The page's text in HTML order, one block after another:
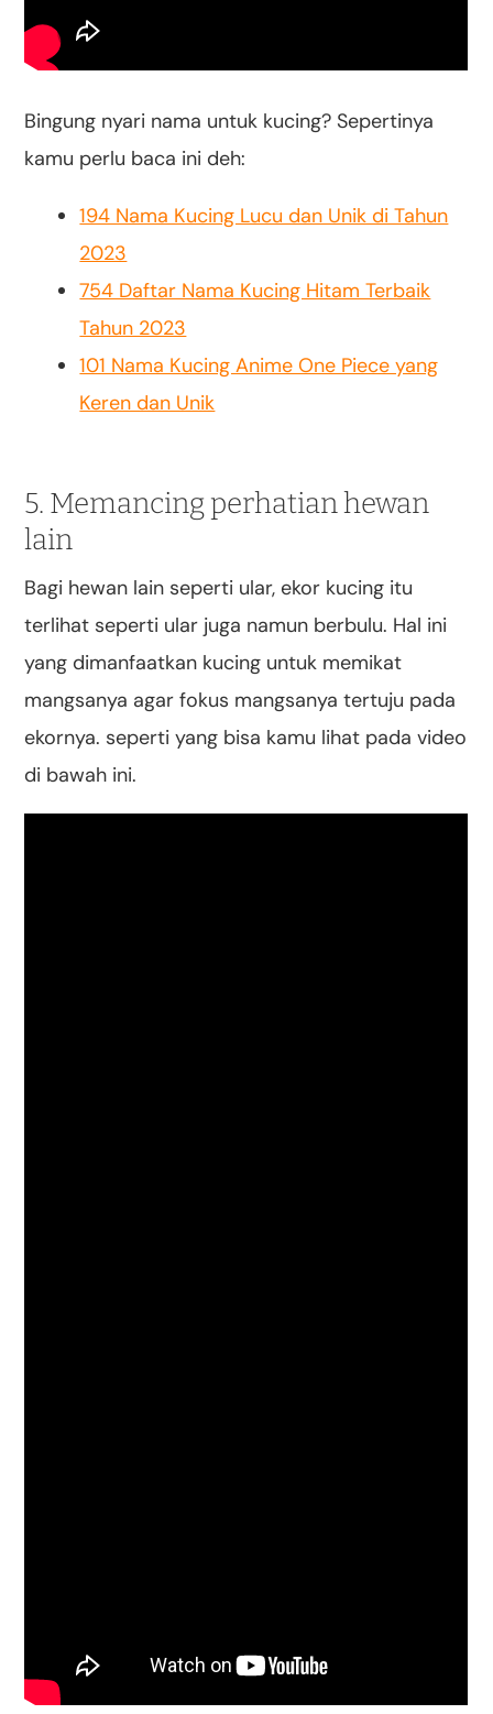
Bingung nyari nama untuk kucing? Sepertinya
kamu perlu baca ini deh:
194 Nama Kucing Lucu dan Unik di Tahun
2023
754 Daftar Nama Kucing Hitam Terbaik
Tahun 2023
101 Nama Kucing Anime One Piece yang
Keren dan Unik
5. Memancing perhatian hewan
lain
Bagi hewan lain seperti ular, ekor kucing itu
terlihat seperti ular juga namun berbulu. Hal ini
yang dimanfaatkan kucing untuk memikat
mangsanya agar fokus mangsanya tertuju pada
ekornya. seperti yang bisa kamu lihat pada video
di bawah ini.